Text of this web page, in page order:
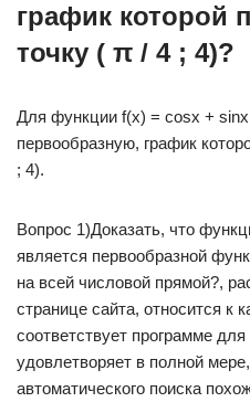
график которой
точку ( π / 4 ; 4)?
Для функции f(x) = cosx + sinx
первообразную, график
; 4).
Вопрос 1)Доказать, что
является первообразной
на всей числовой прямой?,
странице сайта, относится к
соответствует программе
удовлетворяет в полной
автоматического поиска